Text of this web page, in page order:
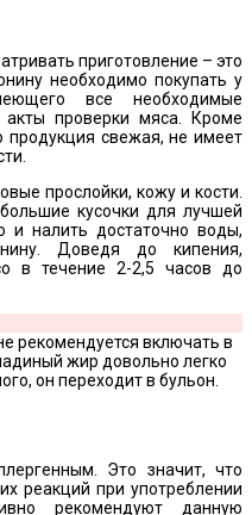
приготовление – это
необходимо покупать у
все необходимые
проверки мяса. Кроме
продукция свежая, не имеет
прослойки, кожу и кости.
кусочки для лучшей
и налить достаточно воды,
Доведя до кипения,
в течение 2-2,5 часов до
рекомендуется включать в
жир довольно легко
он переходит в бульон.
Это значит, что
реакций при употреблении
рекомендуют данную